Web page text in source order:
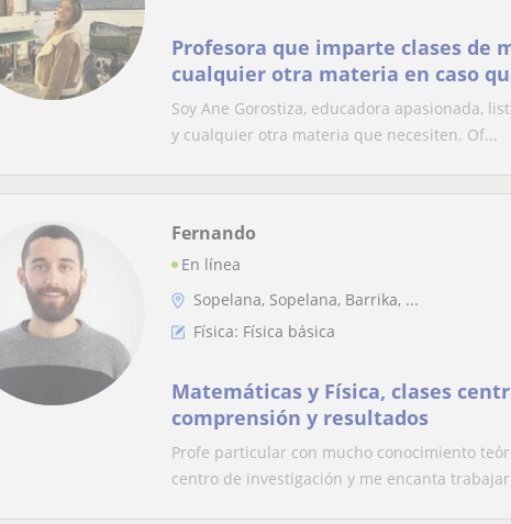
Profesora que imparte clases de
cualquier otra materia en caso
Soy Ane Gorostiza, educadora apasionada,
y cualquier otra materia que necesiten. Of...
Fernando
En línea
Sopelana, Sopelana, Barrika, ...
Física: Física básica
Matemáticas y Física, clases
comprensión y resultados
Profe particular con mucho conocimiento
centro de investigación y me encanta trabajar